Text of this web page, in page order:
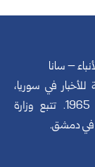
– سانا
للأخبار في سوريا،
تأسست في 24 يونيو 1965. تتبع وزارة
في دمشق.